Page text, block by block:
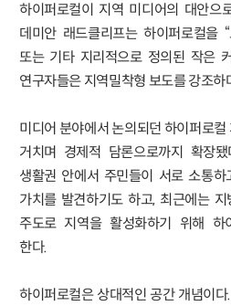
하이퍼로컬이 지역 미디어의 대안으
데미안 래드클리프는 하이퍼로컬을
또는 기타 지리적으로 정의된 작은
연구자들은 지역밀착형 보도를 강조하
미디어 분야에서 논의되던 하이퍼로
거치며 경제적 담론으로까지 확장
생활권 안에서 주민들이 서로 소통
가치를 발견하기도 하고, 최근에는
주도로 지역을 활성화하기 위해 하
한다.
하이퍼로컬은 상대적인 공간 개념이